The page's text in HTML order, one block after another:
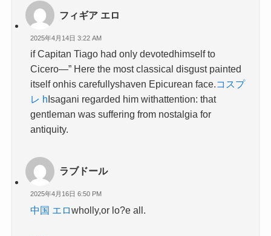
フィギア エロ
2025年4月14日 3:22 AM
if Capitan Tiago had only devotedhimself to
Cicero—” Here the most classical disgust painted
itself onhis carefullyshaven Epicurean face.コスプ
レ h Isagani regarded him withattention: that
gentleman was suffering from nostalgia for
antiquity.
ラブドール
2025年4月16日 6:50 PM
中国 エロwholly,or lo?e all.